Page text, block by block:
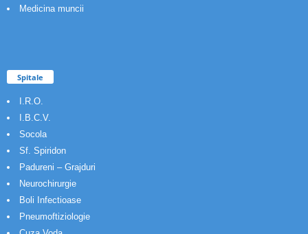
Medicina muncii
Spitale
I.R.O.
I.B.C.V.
Socola
Sf. Spiridon
Padureni – Grajduri
Neurochirurgie
Boli Infectioase
Pneumoftiziologie